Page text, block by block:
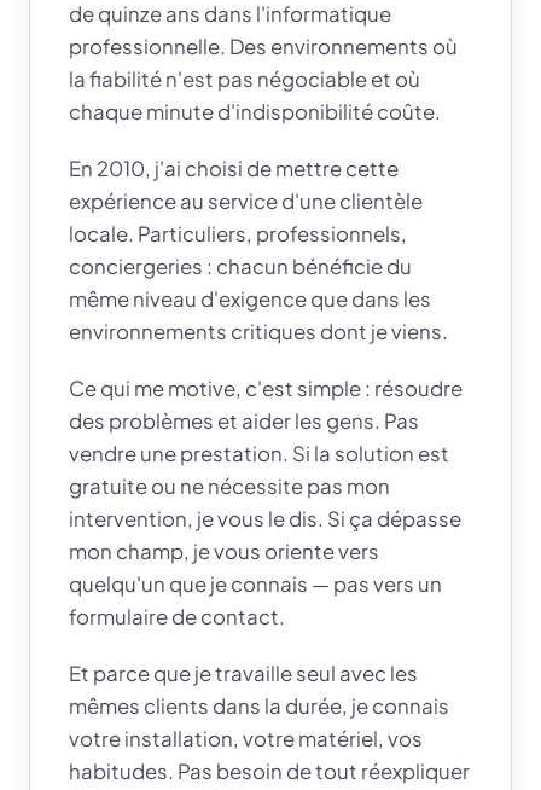
de quinze ans dans l'informatique
professionnelle. Des environnements où
la fiabilité n'est pas négociable et où
chaque minute d'indisponibilité coûte.
En 2010, j'ai choisi de mettre cette
expérience au service d'une clientèle
locale. Particuliers, professionnels,
conciergeries : chacun bénéficie du
même niveau d'exigence que dans les
environnements critiques dont je viens.
Ce qui me motive, c'est simple : résoudre
des problèmes et aider les gens. Pas
vendre une prestation. Si la solution est
gratuite ou ne nécessite pas mon
intervention, je vous le dis. Si ça dépasse
mon champ, je vous oriente vers
quelqu'un que je connais — pas vers un
formulaire de contact.
Et parce que je travaille seul avec les
mêmes clients dans la durée, je connais
votre installation, votre matériel, vos
habitudes. Pas besoin de tout réexpliquer